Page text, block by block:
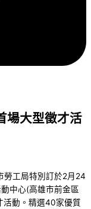
場大型徵才活
勞工局特別訂於2月24
中心(高雄市前金區
活動。精選40家優質